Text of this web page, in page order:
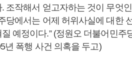
조작해서 얻고자하는 것이 무엇
당에서는 어제 허위사실에 대한
예정이다.” (정원오 더불어민주
년 폭행 사건 의혹을 두고)